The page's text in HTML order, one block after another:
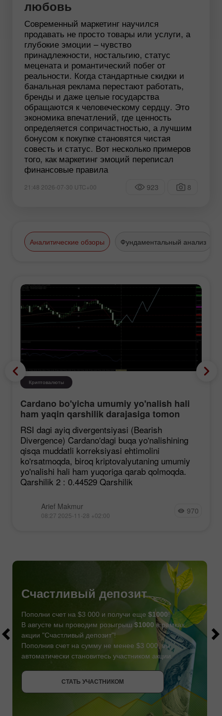
любовь
Современный маркетинг научился
продавать не просто товары или услуги, а
глубокие эмоции – чувство
принадлежности, ностальгию, статус
мецената и романтический побег от
реальности. Когда стандартные скидки и
банальная реклама перестают работать,
бренды и даже целые государства
обращаются к человеческому сердцу. Это
экономика впечатлений, где ценность
определяется сопричастностью, а лучшим
бонусом к покупке становятся чистая
совесть и статус. Вот несколько примеров
того, как маркетинг эмоций переписал
финансовые правила
21:48 2026-07-30 UTC+00 923 8
Аналитические обзоры Фундаментальный анализ
Криптовалюты
Cardano bo'yicha umumiy yo'nalish hali
ham yaqin qarshilik darajasiga tomon
mustahkamlanmoqda, garchi korreksiya
ehtimoli mavjud bo'lsa ham.
RSI dagi ayiq divergentsiyasi (Bearish
Divergence) Cardano'dagi buqa yo'nalishining
qisqa muddatli korreksiyasi ehtimolini
ko'rsatmoqda, biroq kriptovalyutaning umumiy
yo'nalishi hali ham yuqoriga qarab qolmoqda.
Qarshilik 2 : 0.44529 Qarshilik
Arief Makmur
08:27 2025-11-28 +02:00 970
СТАТЬ УЧАСТНИКОМ
Счастливый депозит
Пополни счет на $3 000 и получи еще $1000!
В августе мы проводим розыгрыш $1000 в рамках
акции "Счастливый депозит"!
Пополнив счет на сумму не менее $3 000, вы
автоматически становитесь участником акции.
СТАТЬ УЧАСТНИКОМ
ПОЛУЧИТЬ БОНУС